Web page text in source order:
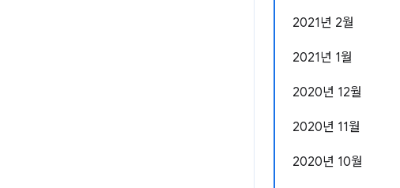
2021년 2월
2021년 1월
2020년 12월
2020년 11월
2020년 10월